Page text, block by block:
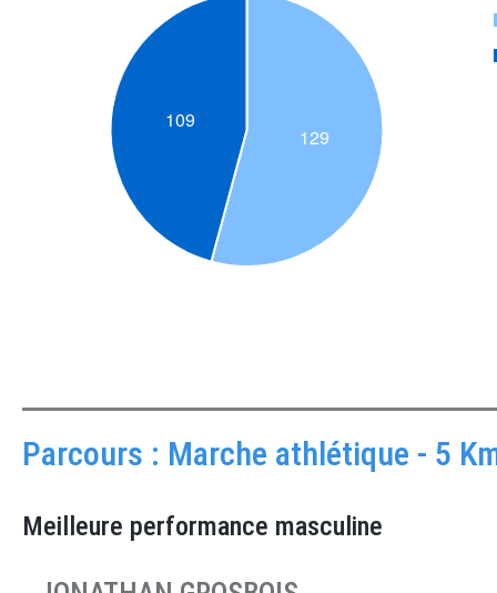
Parcours : Marche athlétique - 5
Meilleure performance masculine